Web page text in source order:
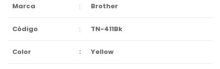
Marca : Brother
Código : TN-411Bk
Color : Yellow